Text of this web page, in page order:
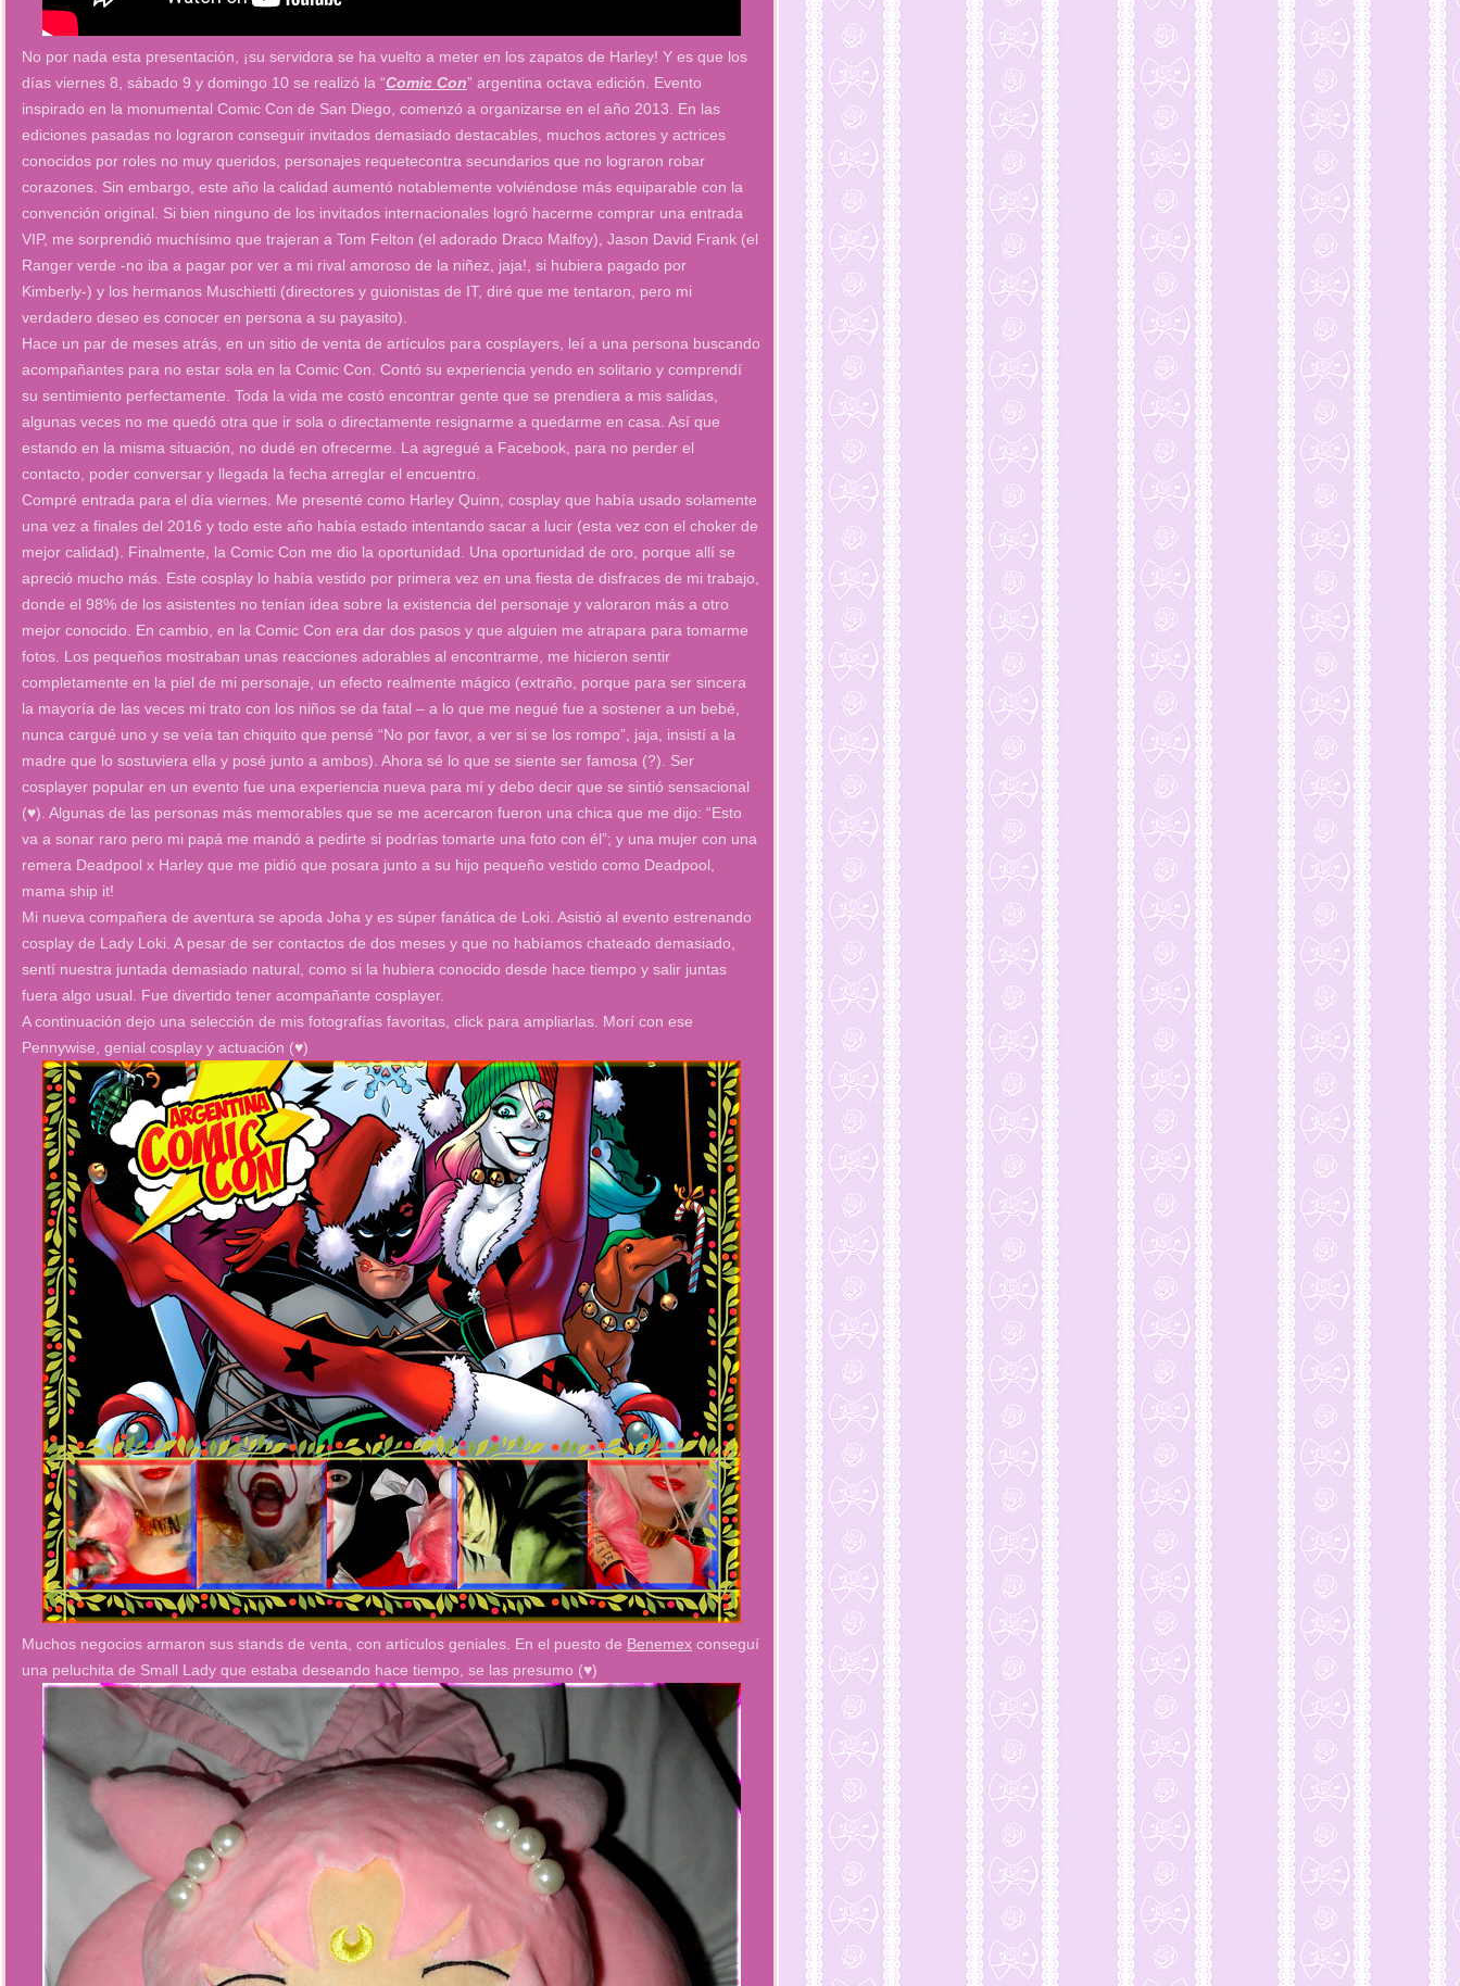
No por nada esta presentación, ¡su servidora se ha vuelto a meter en los zapatos de Harley! Y es que los
días viernes 8, sábado 9 y domingo 10 se realizó la “Comic Con” argentina octava edición. Evento
inspirado en la monumental Comic Con de San Diego, comenzó a organizarse en el año 2013. En las
ediciones pasadas no lograron conseguir invitados demasiado destacables, muchos actores y actrices
conocidos por roles no muy queridos, personajes requetecontra secundarios que no lograron robar
corazones. Sin embargo, este año la calidad aumentó notablemente volviéndose más equiparable con la
convención original. Si bien ninguno de los invitados internacionales logró hacerme comprar una entrada
VIP, me sorprendió muchísimo que trajeran a Tom Felton (el adorado Draco Malfoy), Jason David Frank (el
Ranger verde -no iba a pagar por ver a mi rival amoroso de la niñez, jaja!, si hubiera pagado por
Kimberly-) y los hermanos Muschietti (directores y guionistas de IT, diré que me tentaron, pero mi
verdadero deseo es conocer en persona a su payasito).
Hace un par de meses atrás, en un sitio de venta de artículos para cosplayers, leí a una persona buscando
acompañantes para no estar sola en la Comic Con. Contó su experiencia yendo en solitario y comprendí
su sentimiento perfectamente. Toda la vida me costó encontrar gente que se prendiera a mis salidas,
algunas veces no me quedó otra que ir sola o directamente resignarme a quedarme en casa. Así que
estando en la misma situación, no dudé en ofrecerme. La agregué a Facebook, para no perder el
contacto, poder conversar y llegada la fecha arreglar el encuentro.
Compré entrada para el día viernes. Me presenté como Harley Quinn, cosplay que había usado solamente
una vez a finales del 2016 y todo este año había estado intentando sacar a lucir (esta vez con el choker de
mejor calidad). Finalmente, la Comic Con me dio la oportunidad. Una oportunidad de oro, porque allí se
apreció mucho más. Este cosplay lo había vestido por primera vez en una fiesta de disfraces de mi trabajo,
donde el 98% de los asistentes no tenían idea sobre la existencia del personaje y valoraron más a otro
mejor conocido. En cambio, en la Comic Con era dar dos pasos y que alguien me atrapara para tomarme
fotos. Los pequeños mostraban unas reacciones adorables al encontrarme, me hicieron sentir
completamente en la piel de mi personaje, un efecto realmente mágico (extraño, porque para ser sincera
la mayoría de las veces mi trato con los niños se da fatal – a lo que me negué fue a sostener a un bebé,
nunca cargué uno y se veía tan chiquito que pensé “No por favor, a ver si se los rompo”, jaja, insistí a la
madre que lo sostuviera ella y posé junto a ambos). Ahora sé lo que se siente ser famosa (?). Ser
cosplayer popular en un evento fue una experiencia nueva para mí y debo decir que se sintió sensacional
(♥). Algunas de las personas más memorables que se me acercaron fueron una chica que me dijo: “Esto
va a sonar raro pero mi papá me mandó a pedirte si podrías tomarte una foto con él”; y una mujer con una
remera Deadpool x Harley que me pidió que posara junto a su hijo pequeño vestido como Deadpool,
mama ship it!
Mi nueva compañera de aventura se apoda Joha y es súper fanática de Loki. Asistió al evento estrenando
cosplay de Lady Loki. A pesar de ser contactos de dos meses y que no habíamos chateado demasiado,
sentí nuestra juntada demasiado natural, como si la hubiera conocido desde hace tiempo y salir juntas
fuera algo usual. Fue divertido tener acompañante cosplayer.
A continuación dejo una selección de mis fotografías favoritas, click para ampliarlas. Morí con ese
Pennywise, genial cosplay y actuación (♥)
Muchos negocios armaron sus stands de venta, con artículos geniales. En el puesto de Benemex conseguí
una peluchita de Small Lady que estaba deseando hace tiempo, se las presumo (♥)